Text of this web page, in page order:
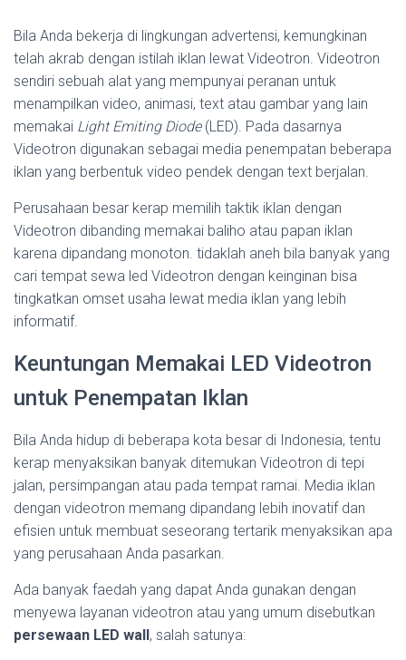
Bila Anda bekerja di lingkungan advertensi, kemungkinan
telah akrab dengan istilah iklan lewat Videotron. Videotron
sendiri sebuah alat yang mempunyai peranan untuk
menampilkan video, animasi, text atau gambar yang lain
memakai Light Emiting Diode(LED). Pada dasarnya
Videotron digunakan sebagai media penempatan beberapa
iklan yang berbentuk video pendek dengan text berjalan.
Perusahaan besar kerap memilih taktik iklan dengan
Videotron dibanding memakai baliho atau papan iklan
karena dipandang monoton. tidaklah aneh bila banyak yang
cari tempat sewa led Videotron dengan keinginan bisa
tingkatkan omset usaha lewat media iklan yang lebih
informatif.
Keuntungan Memakai LED Videotron
untuk Penempatan Iklan
Bila Anda hidup di beberapa kota besar di Indonesia, tentu
kerap menyaksikan banyak ditemukan Videotron di tepi
jalan, persimpangan atau pada tempat ramai. Media iklan
dengan videotron memang dipandang lebih inovatif dan
efisien untuk membuat seseorang tertarik menyaksikan apa
yang perusahaan Anda pasarkan.
Ada banyak faedah yang dapat Anda gunakan dengan
menyewa layanan videotron atau yang umum disebutkan
persewaan LED wall, salah satunya: